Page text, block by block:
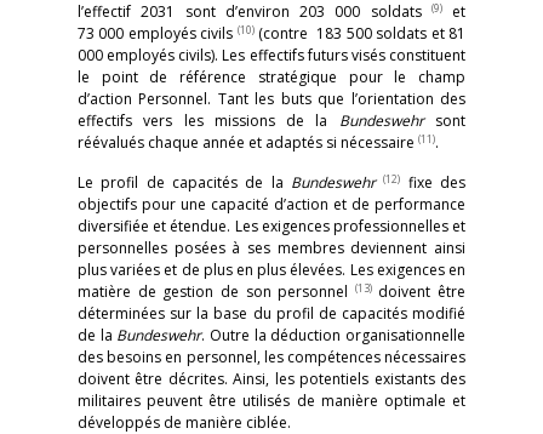
l’effectif 2031 sont d’environ 203 000 soldats
(9)et
73 000 employés civils (10)(contre 183 500 soldats et 81
000 employés civils). Les effectifs futurs visés constituent
le point de référence stratégique pour le champ
d’action Personnel. Tant les buts que l’orientation des
effectifs vers les missions de la Bundeswehrsont
réévalués chaque année et adaptés si nécessaire (11).
Le profil de capacités de la Bundeswehr (12) fixe des
objectifs pour une capacité d’action et de performance
diversifiée et étendue. Les exigences professionnelles et
personnelles posées à ses membres deviennent ainsi
plus variées et de plus en plus élevées. Les exigences en
matière de gestion de son personnel (13)doivent être
déterminées sur la base du profil de capacités modifié
de la Bundeswehr. Outre la déduction organisationnelle
des besoins en personnel, les compétences nécessaires
doivent être décrites. Ainsi, les potentiels existants des
militaires peuvent être utilisés de manière optimale et
développés de manière ciblée.